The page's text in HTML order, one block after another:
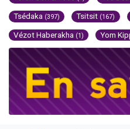
Tsédaka (397) Tsitsit (167)
Vézot Haberakha (1) Yom